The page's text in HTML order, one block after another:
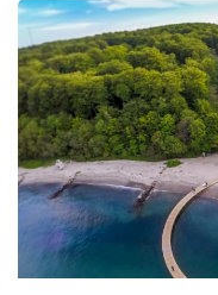
Zahrada
Design
Sledujte prima+
Přihlášení